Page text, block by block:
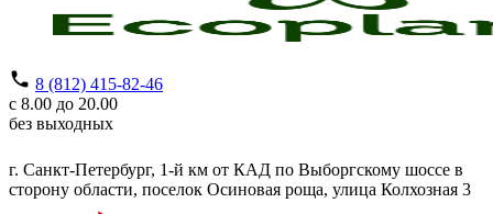
8 (812) 415-82-46
с 8.00 до 20.00
без выходных
г. Санкт-Петербург, 1-й км от КАД по Выборгскому шоссе в
сторону области, поселок Осиновая роща, улица Колхозная 3